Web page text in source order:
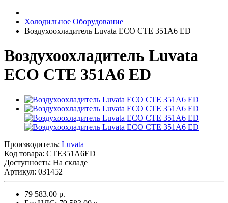
Холодильное Оборудование
Воздухоохладитель Luvata ECO CTE 351A6 ED
Воздухоохладитель Luvata
ECO CTE 351A6 ED
Производитель: Luvata
Код товара: CTE351A6ED
Доступность: На складе
Артикул: 031452
79 583.00 р.